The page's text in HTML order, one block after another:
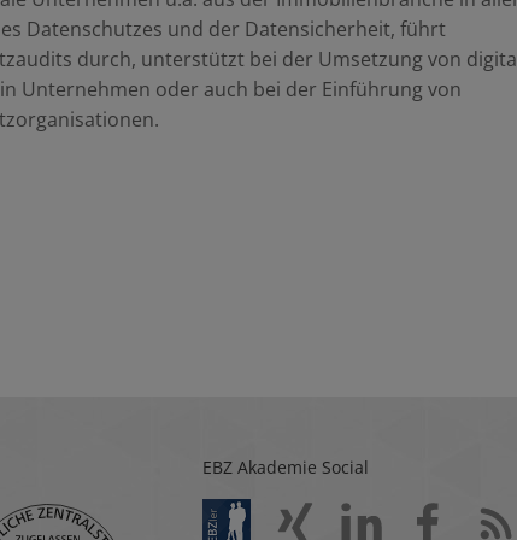
Datenschutzes und der Datensicherheit, führt
durch, unterstützt bei der Umsetzung von
Unternehmen oder auch bei der Einführung von
EBZ Akademie Social